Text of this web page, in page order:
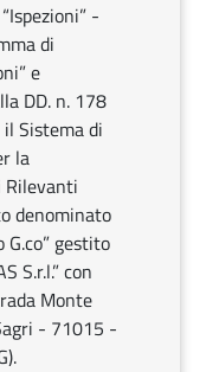
-
di
e
DD. n. 178
Sistema di
la
Rilevanti
denominato
gestito
S.r.l.” con
Monte
- 71015 -